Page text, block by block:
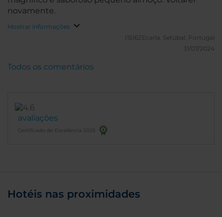
novamente.
Mostrar informações
I1516ZEcarla. Setúbal, Portugal
31/07/2024
avaliações
Certificado de Excelência 2025
Todos os comentários
Hotéis nas proximidades